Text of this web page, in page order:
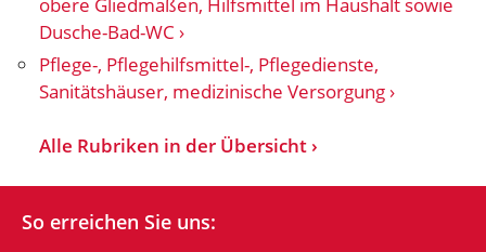
obere Gliedmaßen, Hilfsmittel im Haushalt sowie
Dusche-Bad-WC
Pflege-, Pflegehilfsmittel-, Pflegedienste,
Sanitätshäuser, medizinische Versorgung
Alle Rubriken in der Übersicht
So erreichen Sie uns: